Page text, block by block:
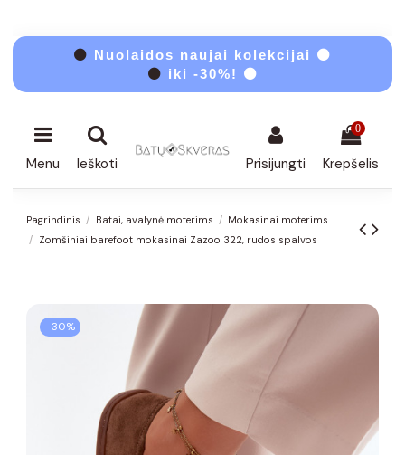
⚫ Nuolaidos naujai kolekcijai ⚫
⚫ iki -30%! ⚫
Menu Ieškoti Prisijungti
0
Krepšelis
Pagrindinis Batai, avalynė moterims
Mokasinai moterims
Zomšiniai barefoot mokasinai Zazoo 322, rudos spalvos
−30%